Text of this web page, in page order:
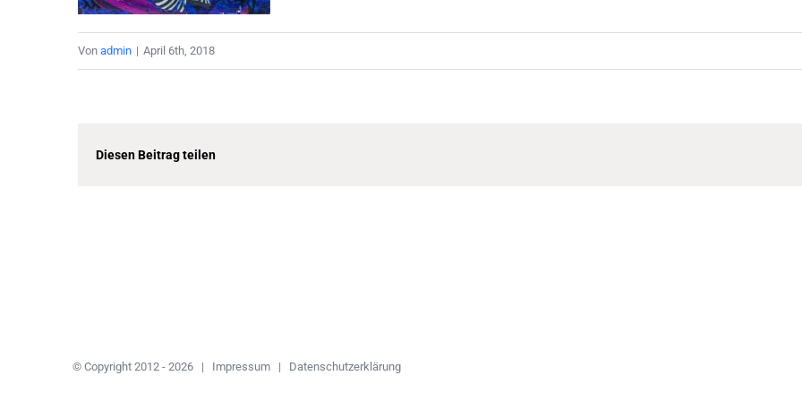
Von admin | April 6th, 2018
Diesen Beitrag teilen
© Copyright 2012 -2026 | Impressum | Datenschutzerklärung